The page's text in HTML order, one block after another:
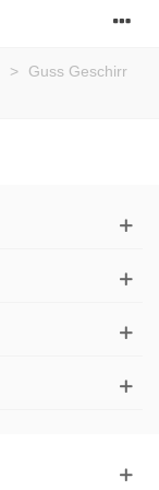
>
Guss Geschirr